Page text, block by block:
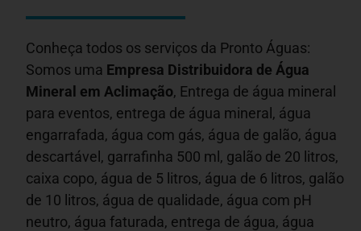
Conheça todos os serviços da Pronto Águas:
Somos uma Empresa Distribuidora de Água
Mineral em Aclimação, Entrega de água mineral
para eventos, entrega de água mineral, água
engarrafada, água com gás, água de galão, água
descartável, garrafinha 500 ml, galão de 20 litros,
caixa copo, água de 5 litros, água de 6 litros, galão
de 10 litros, água de qualidade, água com pH
neutro, água faturada, entrega de água, água